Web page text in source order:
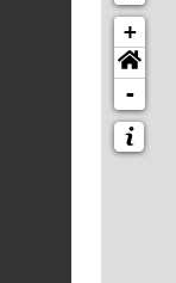
+
-